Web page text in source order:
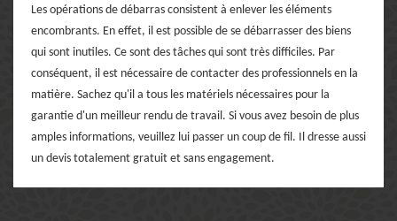
Les opérations de débarras consistent à enlever les éléments
encombrants. En effet, il est possible de se débarrasser des biens
qui sont inutiles. Ce sont des tâches qui sont très difficiles. Par
conséquent, il est nécessaire de contacter des professionnels en la
matière. Sachez qu'il a tous les matériels nécessaires pour la
garantie d'un meilleur rendu de travail. Si vous avez besoin de plus
amples informations, veuillez lui passer un coup de fil. Il dresse aussi
un devis totalement gratuit et sans engagement.